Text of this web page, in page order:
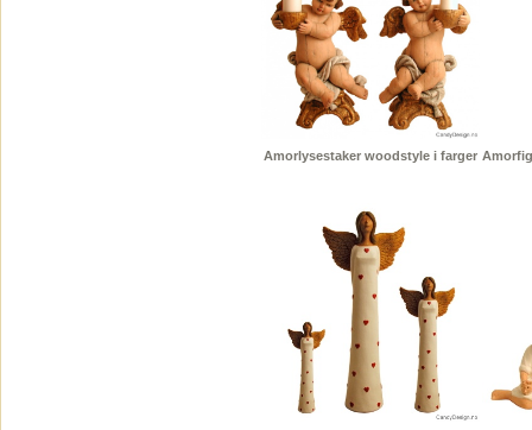
Amorlysestaker woodstyle i farger